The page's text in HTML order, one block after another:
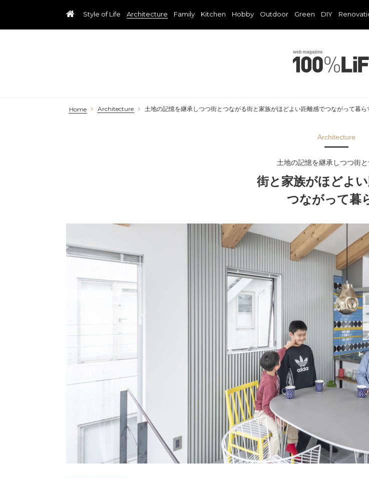
Style of Life Architecture Family Kitchen Hobby Outdoor Green DIY
Home Architecture 土地の記憶を継承しつつ街とつながる街と家族がほどよい距離感でつながって暮ら
Architecture
土地の記憶を継承しつつ街
街と家族がほどよ
つながって暮